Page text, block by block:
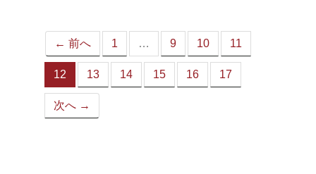
← 前へ 1 … 9 10 11
12
（こ
の
ペ
13 14 15 16 17
次へ →